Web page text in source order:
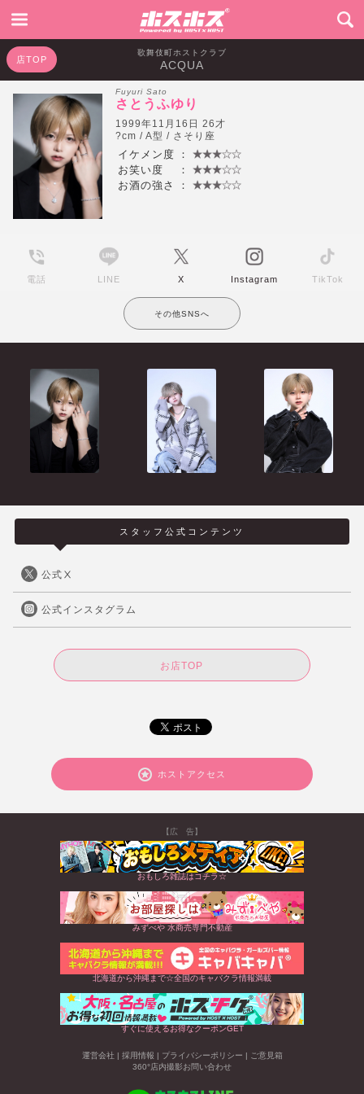
歌舞伎町ホストクラブ
ACQUA
店TOP
Fuyuri Sato
さとうふゆり
1999年11月16日 26才
?cm / A型 / さそり座
イケメン度
：
お笑い度
：
お酒の強さ
：
電話 LINE X Instagram TikTok
その他SNSへ
スタッフ公式コンテンツ
公式Ⅹ
公式インスタグラム
お店TOP
ホストアクセス
【広 告】
おもしろ雑誌はコチラ☆
みずべや 水商売専門不動産
北海道から沖縄まで☆全国のキャバクラ情報満載
すぐに使えるお得なクーポンGET
運営会社 | 採用情報 | プライバシーポリシー | ご意見箱
360°店内撮影お問い合わせ